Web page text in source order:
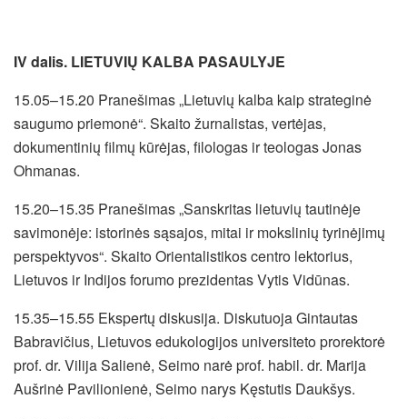
IV dalis. LIETUVIŲ KALBA PASAULYJE
15.05–15.20 Pranešimas „Lietuvių kalba kaip strateginė
saugumo priemonė“. Skaito žurnalistas, vertėjas,
dokumentinių filmų kūrėjas, filologas ir teologas Jonas
Ohmanas.
15.20–15.35 Pranešimas „Sanskritas lietuvių tautinėje
savimonėje: istorinės sąsajos, mitai ir mokslinių tyrinėjimų
perspektyvos“. Skaito Orientalistikos centro lektorius,
Lietuvos ir Indijos forumo prezidentas Vytis Vidūnas.
15.35–15.55 Ekspertų diskusija. Diskutuoja Gintautas
Babravičius, Lietuvos edukologijos universiteto prorektorė
prof. dr. Vilija Salienė, Seimo narė prof. habil. dr. Marija
Aušrinė Pavilionienė, Seimo narys Kęstutis Daukšys.